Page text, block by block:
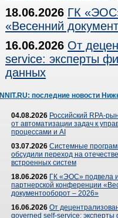
18.06.2026 ГК
«Весенний
16.06.2026 От
service: эксперты
данных
NNIT.RU: последние новости
04.08.2026 Российский RPA-
от автоматизации задач к
процессами и AI
03.07.2026 Системные
обсудили переход на
встроенных систем
18.06.2026 ГК «ЭОС» подвела
партнерской конференции
документооборот – 2026»
16.06.2026 От
governed self-service: эксперты